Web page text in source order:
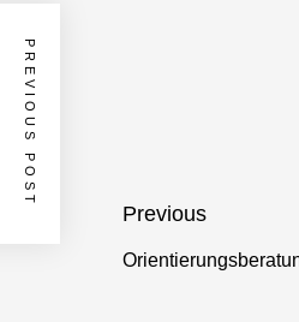
Previous
Previous
PREVIOUS POST